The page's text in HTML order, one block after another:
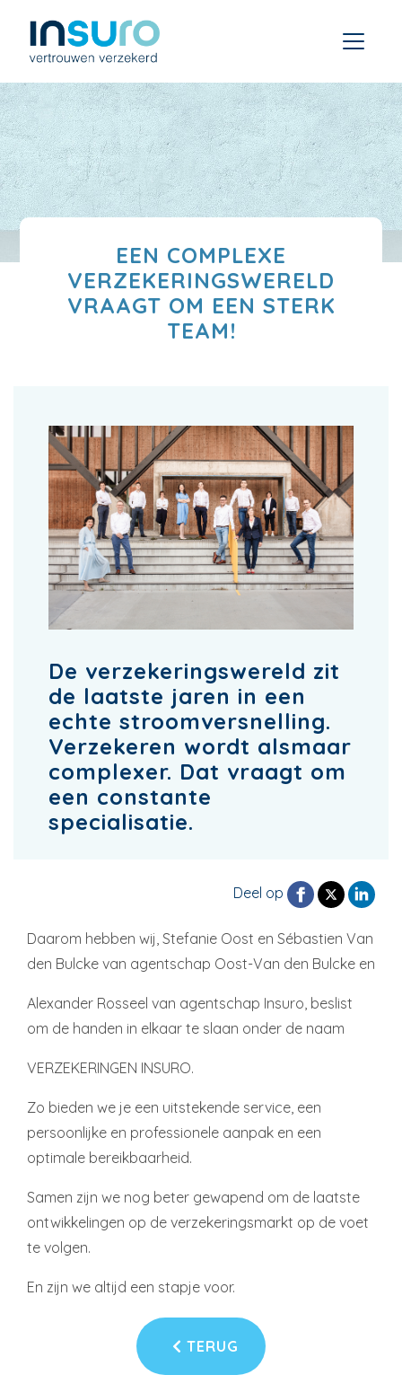
EEN COMPLEXE
VERZEKERINGSWERELD
VRAAGT OM EEN STERK
TEAM!
De verzekeringswereld zit
de laatste jaren in een
echte stroomversnelling.
Verzekeren wordt alsmaar
complexer. Dat vraagt om
een constante
specialisatie.
Deel op
Daarom hebben wij, Stefanie Oost en Sébastien Van
den Bulcke van agentschap Oost-Van den Bulcke en
Alexander Rosseel van agentschap Insuro, beslist
om de handen in elkaar te slaan onder de naam
VERZEKERINGEN INSURO.
Zo bieden we je een uitstekende service, een
persoonlijke en professionele aanpak en een
optimale bereikbaarheid.
Samen zijn we nog beter gewapend om de laatste
ontwikkelingen op de verzekeringsmarkt op de voet
te volgen.
En zijn we altijd een stapje voor.
TERUG